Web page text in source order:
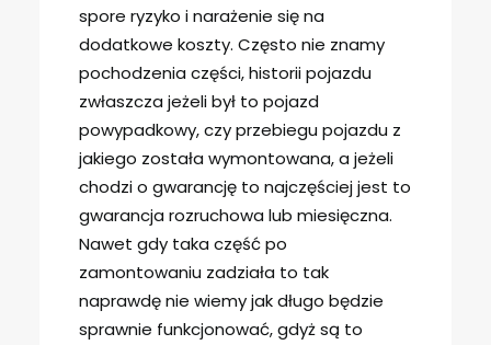
spore ryzyko i narażenie się na
dodatkowe koszty. Często nie znamy
pochodzenia części, historii pojazdu
zwłaszcza jeżeli był to pojazd
powypadkowy, czy przebiegu pojazdu z
jakiego została wymontowana, a jeżeli
chodzi o gwarancję to najczęściej jest to
gwarancja rozruchowa lub miesięczna.
Nawet gdy taka część po
zamontowaniu zadziała to tak
naprawdę nie wiemy jak długo będzie
sprawnie funkcjonować, gdyż są to